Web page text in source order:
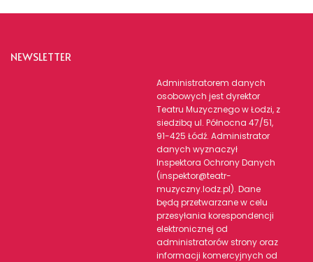
NEWSLETTER
Administratorem danych
osobowych jest dyrektor
Teatru Muzycznego w Łodzi, z
siedzibą ul. Północna 47/51,
91-425 Łódź. Administrator
danych wyznaczył
Inspektora Ochrony Danych
(inspektor@teatr-
muzyczny.lodz.pl). Dane
będą przetwarzane w celu
przesyłania korespondencji
elektronicznej od
administratorów strony oraz
informacji komercyjnych od